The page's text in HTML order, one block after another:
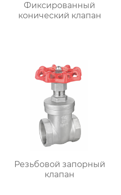
Фиксированный
конический клапан
Резьбовой запорный
клапан